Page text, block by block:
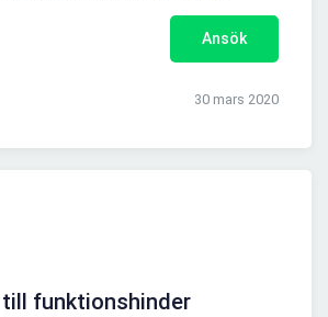
Ansök
30 mars 2020
funktionshinder